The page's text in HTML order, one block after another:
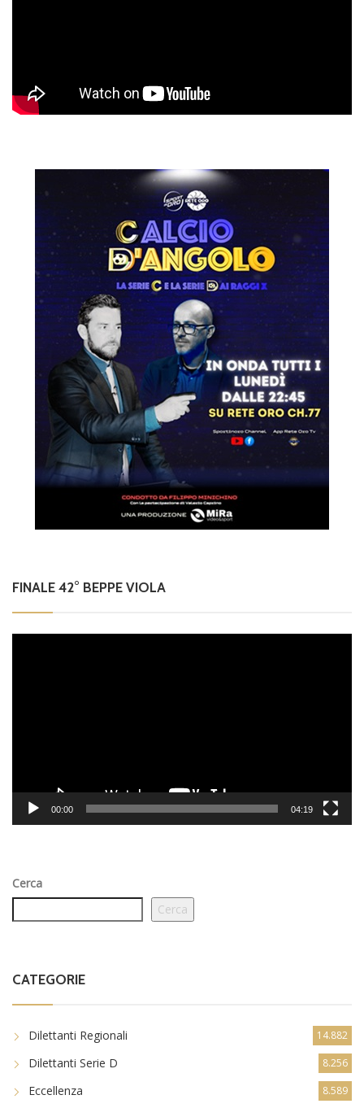
FINALE 42° BEPPE VIOLA
00:00 04:19
Cerca
Cerca
CATEGORIE
Dilettanti Regionali 14.882
Dilettanti Serie D 8.256
Eccellenza 8.589